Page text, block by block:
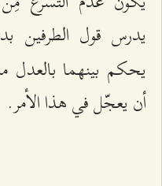
يدرس قول الطرفين
يحكم بينهما بالعدل
أن يعجّل في هذا الأمر.